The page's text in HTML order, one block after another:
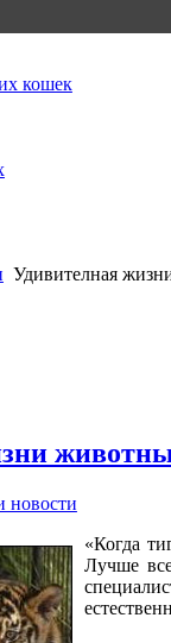
кошек
Удивителная
новости
«Когда
Лучше